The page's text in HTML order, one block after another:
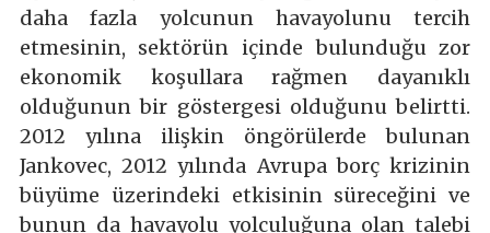
daha fazla yolcunun havayolunu tercih
etmesinin, sektörün içinde bulunduğu zor
ekonomik koşullara rağmen dayanıklı
olduğunun bir göstergesi olduğunu belirtti.
2012 yılına ilişkin öngörülerde bulunan
Jankovec, 2012 yılında Avrupa borç krizinin
büyüme üzerindeki etkisinin süreceğini ve
bunun da havayolu yolculuğuna olan talebi